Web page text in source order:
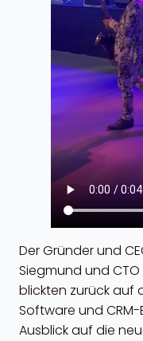
Der Gründer und
Siegmund und
blickten zurück auf
Software und
Ausblick auf die